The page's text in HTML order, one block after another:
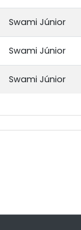
Swami Júnior
Swami Júnior
Swami Júnior